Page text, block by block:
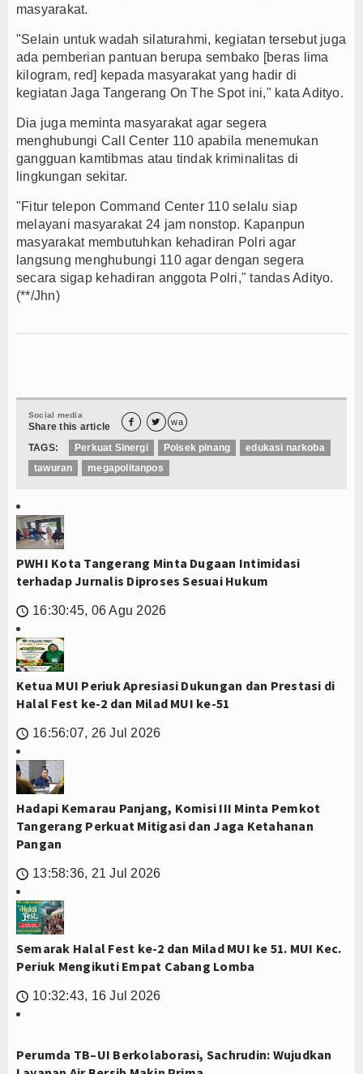
masyarakat.
"Selain untuk wadah silaturahmi, kegiatan tersebut juga
ada pemberian pantuan berupa sembako [beras lima
kilogram, red] kepada masyarakat yang hadir di
kegiatan Jaga Tangerang On The Spot ini," kata Adityo.
Dia juga meminta masyarakat agar segera
menghubungi Call Center 110 apabila menemukan
gangguan kamtibmas atau tindak kriminalitas di
lingkungan sekitar.
"Fitur telepon Command Center 110 selalu siap
melayani masyarakat 24 jam nonstop. Kapanpun
masyarakat membutuhkan kehadiran Polri agar
langsung menghubungi 110 agar dengan segera
secara sigap kehadiran anggota Polri," tandas Adityo.
(**/Jhn)
Social media
Share this article   wa
TAGS: Perkuat Sinergi Polsek pinang
edukasi narkoba
tawuran
megapolitanpos
PWHI Kota Tangerang Minta Dugaan Intimidasi
terhadap Jurnalis Diproses Sesuai Hukum
🕔 16:30:45, 06 Agu 2026
Ketua MUI Periuk Apresiasi Dukungan dan Prestasi di
Halal Fest ke-2 dan Milad MUI ke-51
🕔 16:56:07, 26 Jul 2026
Hadapi Kemarau Panjang, Komisi III Minta Pemkot
Tangerang Perkuat Mitigasi dan Jaga Ketahanan
Pangan
🕔 13:58:36, 21 Jul 2026
Semarak Halal Fest ke-2 dan Milad MUI ke 51. MUI Kec.
Periuk Mengikuti Empat Cabang Lomba
🕔 10:32:43, 16 Jul 2026
Perumda TB–UI Berkolaborasi, Sachrudin: Wujudkan